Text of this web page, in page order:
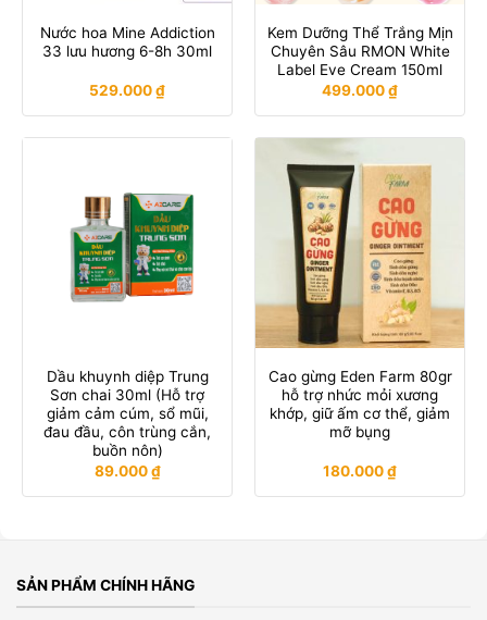
Nước hoa Mine Addiction
33 lưu hương 6-8h 30ml
529.000₫
Kem Dưỡng Thể Trắng Mịn
Chuyên Sâu RMON White
Label Eve Cream 150ml
499.000₫
Dầu khuynh diệp Trung
Sơn chai 30ml (Hỗ trợ
giảm cảm cúm, sổ mũi,
đau đầu, côn trùng cắn,
buồn nôn)
89.000₫
Cao gừng Eden Farm 80gr
hỗ trợ nhức mỏi xương
khớp, giữ ấm cơ thể, giảm
mỡ bụng
180.000₫
SẢN PHẨM CHÍNH HÃNG